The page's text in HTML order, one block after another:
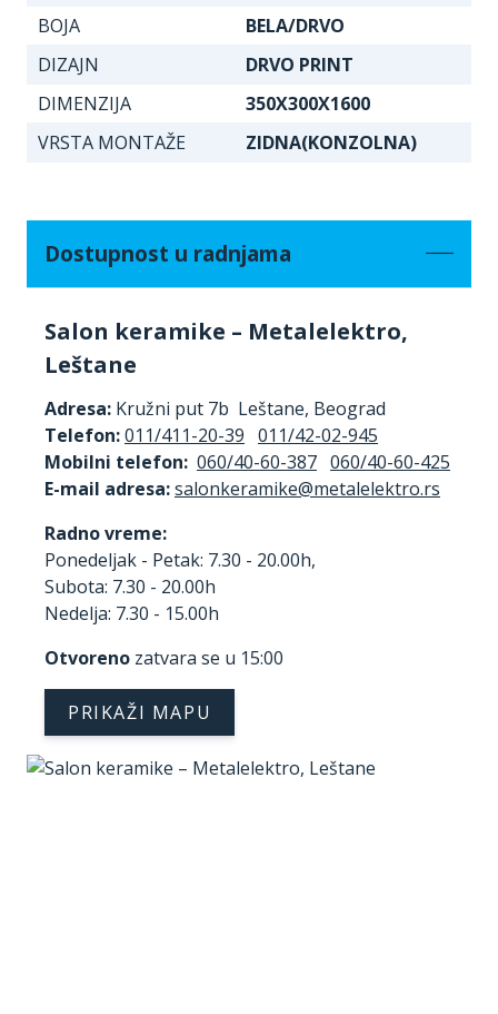
BOJA
BELA/DRVO
DIZAJN
DRVO PRINT
DIMENZIJA
350X300X1600
VRSTA MONTAŽE
ZIDNA(KONZOLNA)
Dostupnost u radnjama
Salon keramike – Metalelektro,
Leštane
Adresa: Kružni put 7b Leštane, Beograd
Telefon:011/411-20-39 011/42-02-945
Mobilni telefon: 060/40-60-387 060/40-60-425
E-mail adresa:
Radno vreme:
Ponedeljak - Petak: 7.30 - 20.00h,
Subota: 7.30 - 20.00h
Nedelja: 7.30 - 15.00h
Otvoreno zatvara se u 15:00
PRIKAŽI MAPU